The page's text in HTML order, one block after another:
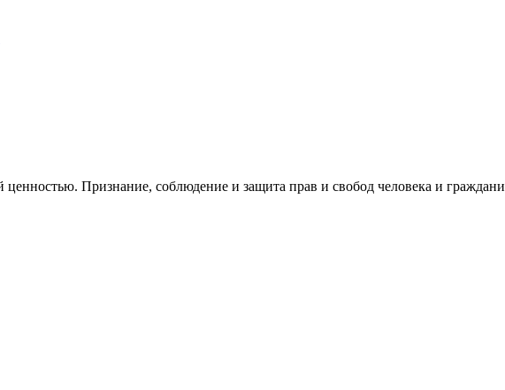
Признание, соблюдение и защита прав и свобод человека и